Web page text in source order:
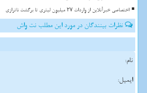
اختصاصی خبرآنلاین از واردات ۲۷ میلیون لیتری تا برگشت ناترازی
نظرات بینندگان در مورد این مطلب نت واش
نام:
ایمیل: